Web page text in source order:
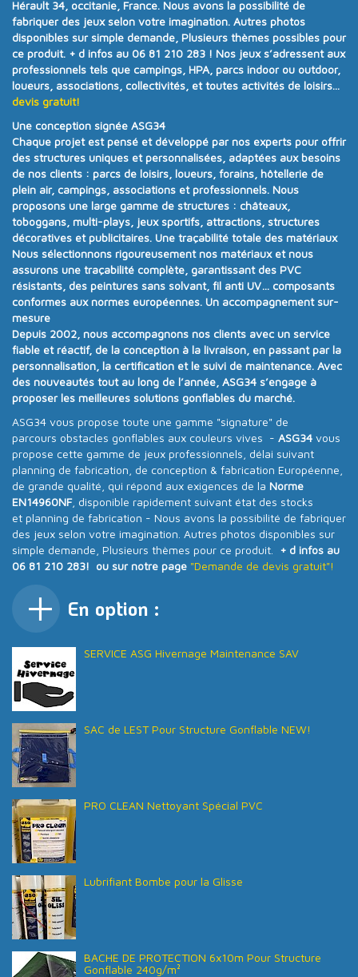
Hérault 34, occitanie, France. Nous avons la possibilité de
fabriquer des jeux selon votre imagination. Autres photos
disponibles sur simple demande, Plusieurs thèmes possibles pour
ce produit. + d infos au 06 81 210 283 ! Nos jeux s’adressent aux
professionnels tels que campings, HPA, parcs indoor ou outdoor,
loueurs, associations, collectivités, et toutes activités de loisirs...
devis gratuit!
Une conception signée ASG34
Chaque projet est pensé et développé par nos experts pour offrir
des structures uniques et personnalisées , adaptées aux besoins
de nos clients : parcs de loisirs, loueurs, forains, hôtellerie de
plein air, campings, associations et professionnels. Nous
proposons une large gamme de structures : châteaux,
toboggans, multi-plays, jeux sportifs, attractions, structures
décoratives et publicitaires. Une traçabilité totale des matériaux
Nous sélectionnons rigoureusement nos matériaux et nous
assurons une traçabilité complète , garantissant des PVC
résistants, des peintures sans solvant, fil anti UV… composants
conformes aux normes européennes. Un accompagnement sur-
mesure
Depuis 2002 , nous accompagnons nos clients avec un service
fiable et réactif, de la conception à la livraison, en passant par la
personnalisation, la certification et le suivi de maintenance. Avec
des nouveautés tout au long de l’année , ASG34 s’engage à
proposer les meilleures solutions gonflables du marché.
ASG34 vous propose toute une gamme "signature" de
parcours obstacles gonflables aux couleurs vives - ASG34 vous
propose cette gamme de jeux professionnels, délai suivant
planning de fabrication, de conception & fabrication Européenne,
de grande qualité, qui répond aux exigences de la Norme
EN14960NF, disponible rapidement suivant état des stocks
et planning de fabrication - Nous avons la possibilité de fabriquer
des jeux selon votre imagination. Autres photos disponibles sur
simple demande, Plusieurs thèmes pour ce produit.
+ d infos au
06 81 210 283! ou sur notre page "Demande de devis gratuit"!
En option :
SERVICE ASG Hivernage Maintenance SAV
SAC de LEST Pour Structure Gonflable NEW!
PRO CLEAN Nettoyant Spécial PVC
Lubrifiant Bombe pour la Glisse
BACHE DE PROTECTION 6x10m Pour Structure
Gonflable 240g/m²